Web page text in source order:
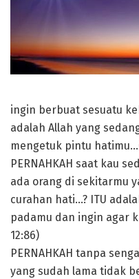
ingin berbuat sesuatu
adalah Allah yang
mengetuk pintu
PERNAHKAH saat kau
ada orang di sekitarmu
curahan hati…? ITU
padamu dan ingin agar
12:86)
PERNAHKAH tanpa
yang sudah lama tidak